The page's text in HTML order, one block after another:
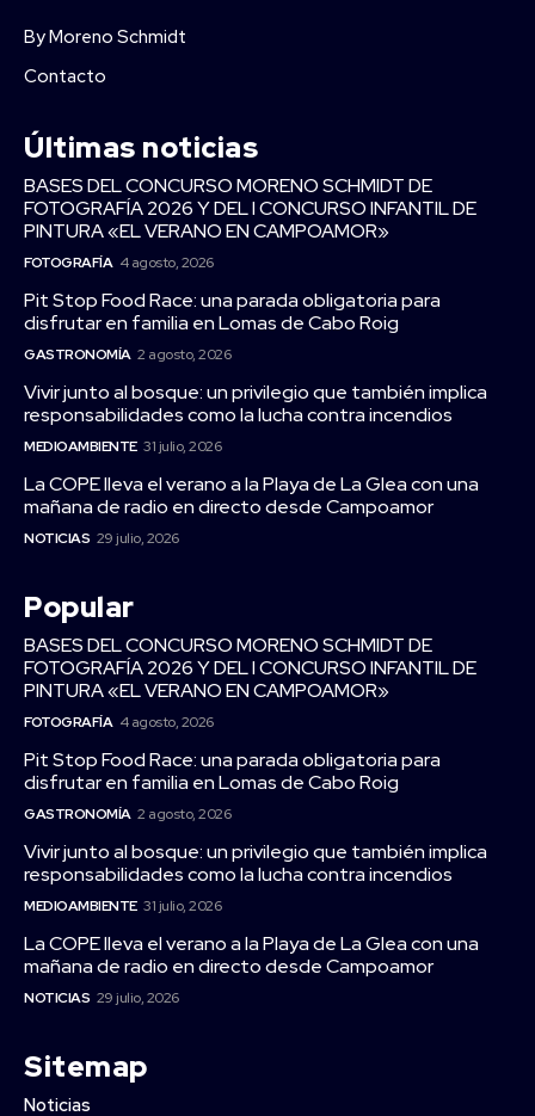
By Moreno Schmidt
Contacto
Últimas noticias
BASES DEL CONCURSO MORENO SCHMIDT DE
FOTOGRAFÍA 2026 Y DEL I CONCURSO INFANTIL DE
PINTURA «EL VERANO EN CAMPOAMOR»
FOTOGRAFÍA 4 agosto, 2026
Pit Stop Food Race: una parada obligatoria para
disfrutar en familia en Lomas de Cabo Roig
GASTRONOMÍA 2 agosto, 2026
Vivir junto al bosque: un privilegio que también implica
responsabilidades como la lucha contra incendios
MEDIOAMBIENTE 31 julio, 2026
La COPE lleva el verano a la Playa de La Glea con una
mañana de radio en directo desde Campoamor
NOTICIAS 29 julio, 2026
Popular
BASES DEL CONCURSO MORENO SCHMIDT DE
FOTOGRAFÍA 2026 Y DEL I CONCURSO INFANTIL DE
PINTURA «EL VERANO EN CAMPOAMOR»
FOTOGRAFÍA 4 agosto, 2026
Pit Stop Food Race: una parada obligatoria para
disfrutar en familia en Lomas de Cabo Roig
GASTRONOMÍA 2 agosto, 2026
Vivir junto al bosque: un privilegio que también implica
responsabilidades como la lucha contra incendios
MEDIOAMBIENTE 31 julio, 2026
La COPE lleva el verano a la Playa de La Glea con una
mañana de radio en directo desde Campoamor
NOTICIAS 29 julio, 2026
Sitemap
Noticias